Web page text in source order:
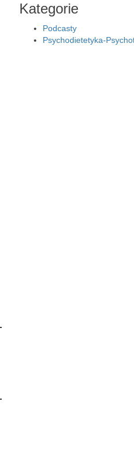
Kategorie
Podcasty
Psychodietetyka-